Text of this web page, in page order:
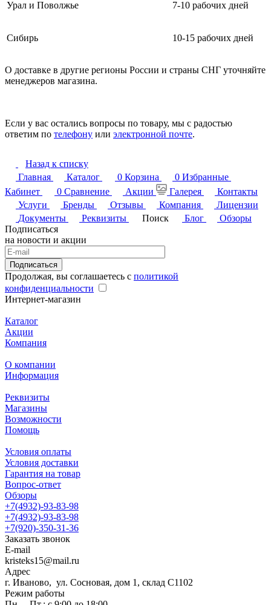
Урал и Поволжье 7-10 рабочих дней
Сибирь 10-15 рабочих дней
О доставке в другие регионы России и страны СНГ уточняйте
менеджеров магазина.
Если у вас остались вопросы по товару, мы с радостью
ответим по телефону или электронной почте.
Назад к списку
Главная
Каталог 0 Корзина 0 Избранные
Кабинет
0 Сравнение Акции Галерея
Контакты
Услуги
Бренды Отзывы Компания
Лицензии
Документы
Реквизиты Поиск Блог
Обзоры
Подписаться
на новости и акции
Подписаться
Продолжая, вы соглашаетесь с политикой
конфиденциальности
Интернет-магазин
Каталог
Акции
Компания
О компании
Информация
Реквизиты
Магазины
Возможности
Помощь
Условия оплаты
Условия доставки
Гарантия на товар
Вопрос-ответ
Обзоры
+7(4932)-93-83-98
+7(4932)-93-83-98
+7(920)-350-31-36
Заказать звонок
E-mail
kristeks15@mail.ru
Адрес
г. Иваново, ул. Сосновая, дом 1, склад С1102
Режим работы